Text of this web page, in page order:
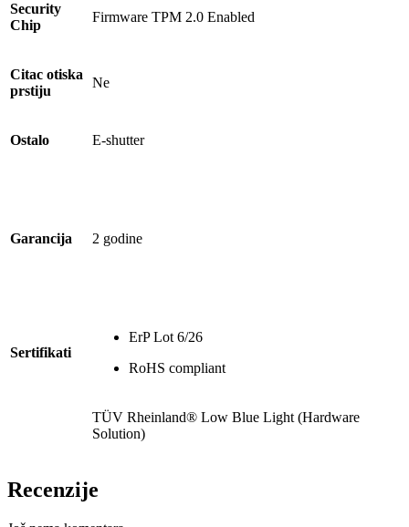
Security
Chip
Firmware TPM 2.0 Enabled
Citac otiska
prstiju
Ne
Ostalo E-shutter
Garancija 2 godine
Sertifikati
ErP Lot 6/26
RoHS compliant
TÜV Rheinland® Low Blue Light (Hardware
Solution)
Recenzije